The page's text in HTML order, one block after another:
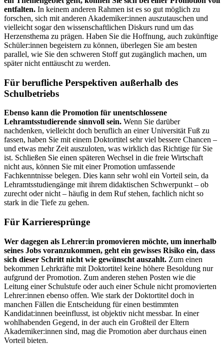
entfalten. In keinem anderen Rahmen ist es so gut möglich zu
forschen, sich mit anderen Akademiker:innen auszutauschen und
vielleicht sogar den wissenschaftlichen Diskurs rund um das
Herzensthema zu prägen. Haben Sie die Hoffnung, auch zukünftige
Schüler:innen begeistern zu können, überlegen Sie am besten
parallel, wie Sie den schweren Stoff gut zugänglich machen, um
später nicht enttäuscht zu werden.
Für berufliche Perspektiven außerhalb des
Schulbetriebs
Ebenso kann die Promotion für unentschlossene
Lehramtsstudierende sinnvoll sein. Wenn Sie darüber
nachdenken, vielleicht doch beruflich an einer Universität Fuß zu
fassen, haben Sie mit einem Doktortitel sehr viel bessere Chancen –
und etwas mehr Zeit auszuloten, was wirklich das Richtige für Sie
ist. Schließen Sie einen späteren Wechsel in die freie Wirtschaft
nicht aus, können Sie mit einer Promotion umfassende
Fachkenntnisse belegen. Dies kann sehr wohl ein Vorteil sein, da
Lehramtsstudiengänge mit ihrem didaktischen Schwerpunkt – ob
zurecht oder nicht – häufig in dem Ruf stehen, fachlich nicht so
stark in die Tiefe zu gehen.
Für Karrieresprünge
Wer dagegen als Lehrer:in promovieren möchte, um innerhalb
seines Jobs voranzukommen, geht ein gewisses Risiko ein, dass
sich dieser Schritt nicht wie gewünscht auszahlt. Zum einen
bekommen Lehrkräfte mit Doktortitel keine höhere Besoldung nur
aufgrund der Promotion. Zum anderen stehen Posten wie die
Leitung einer Schulstufe oder auch einer Schule nicht promovierten
Lehrer:innen ebenso offen. Wie stark der Doktortitel doch in
manchen Fällen die Entscheidung für einen bestimmten
Kandidat:innen beeinflusst, ist objektiv nicht messbar. In einer
wohlhabenden Gegend, in der auch ein Großteil der Eltern
Akademiker:innen sind, mag die Promotion aber durchaus einen
Vorteil bieten.